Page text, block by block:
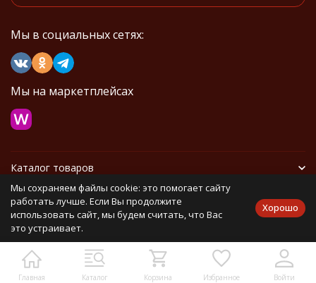
Главная Каталог Корзина Избранное Войти
Мы в социальных сетях:
Мы на маркетплейсах
Каталог товаров
Информация
Политика персональных данных Карта сайта
Мы сохраняем файлы cookie: это помогает сайту
работать лучше. Если Вы продолжите
использовать сайт, мы будем считать, что Вас
это устраивает.
Хорошо